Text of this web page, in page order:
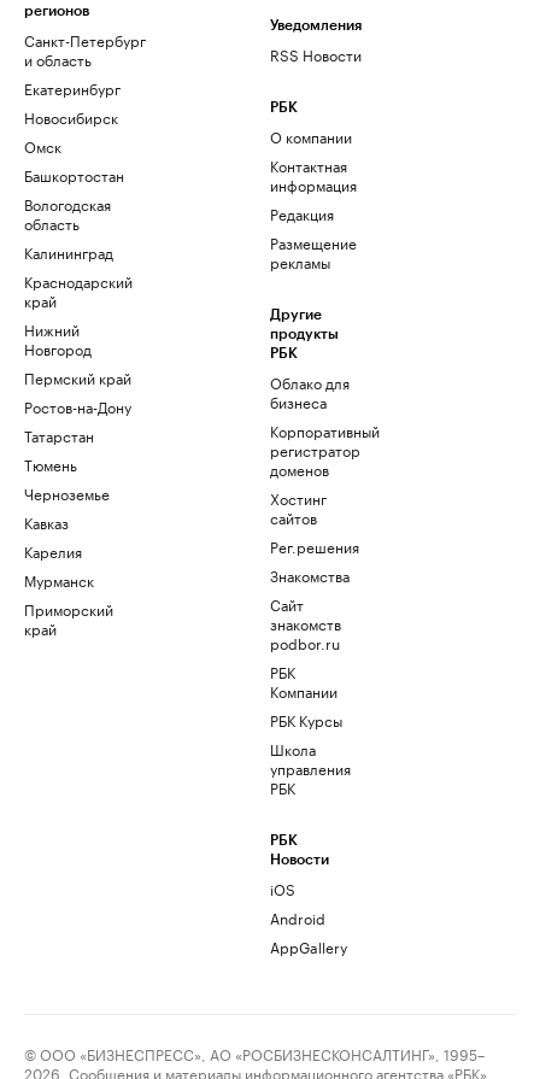
регионов
Санкт-Петербург
и область
Екатеринбург
Новосибирск
Омск
Башкортостан
Вологодская
область
Калининград
Краснодарский
край
Нижний
Новгород
Пермский край
Ростов-на-Дону
Татарстан
Тюмень
Черноземье
Кавказ
Карелия
Мурманск
Приморский
край
Уведомления
RSS Новости
РБК
О компании
Контактная
информация
Редакция
Размещение
рекламы
Другие
продукты
РБК
Облако для
бизнеса
Корпоративный
регистратор
доменов
Хостинг
сайтов
Рег.решения
Знакомства
Сайт
знакомств
podbor.ru
РБК
Компании
РБК Курсы
Школа
управления
РБК
РБК
Новости
iOS
Android
AppGallery
© ООО «БИЗНЕСПРЕСС», АО «РОСБИЗНЕСКОНСАЛТИНГ», 1995–
2026. Сообщения и материалы информационного агентства «РБК»